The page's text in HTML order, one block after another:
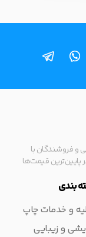
و فروشندگان با
قیمت‌ها
بندی
و خدمات چاپ
و زیبایی